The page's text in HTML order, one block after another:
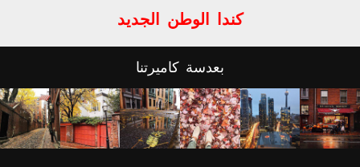
كندا الوطن الجديد
بعدسة كاميرتنا